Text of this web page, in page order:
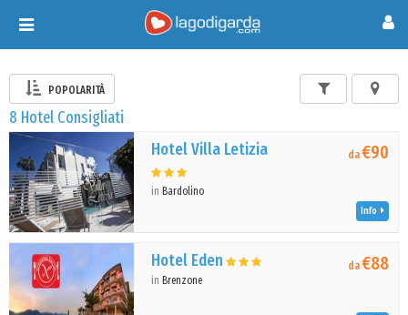
Toggle
navigation
POPOLARITÀ
8 Hotel Consigliati
Hotel Villa Letizia
in Bardolino
da€90
Info
Hotel Eden
in Brenzone
da€88